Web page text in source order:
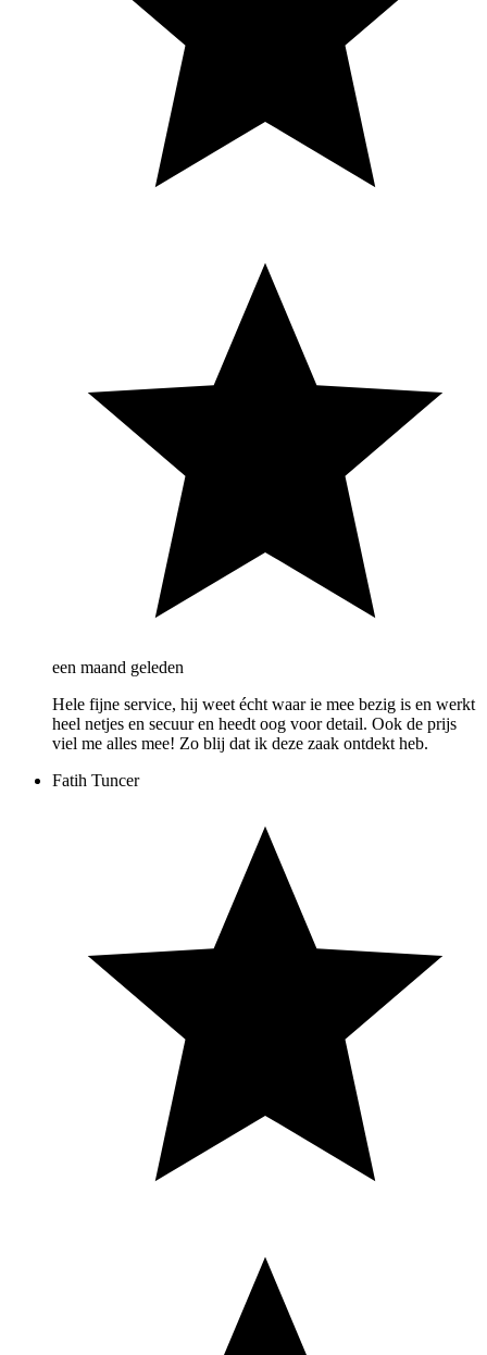
een maand geleden
Hele fijne service, hij weet écht waar ie mee bezig is en werkt
heel netjes en secuur en heedt oog voor detail. Ook de prijs
viel me alles mee! Zo blij dat ik deze zaak ontdekt heb.
Fatih Tuncer